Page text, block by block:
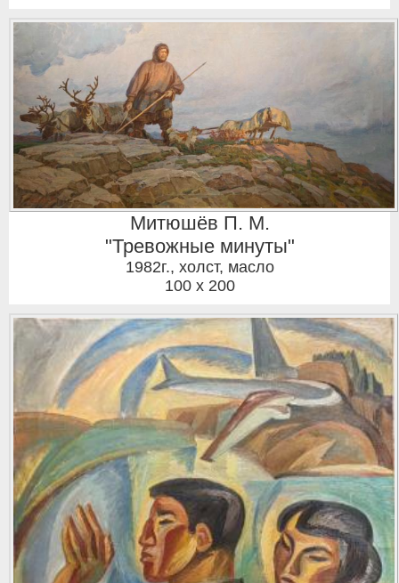
Митюшёв П. М.
"Тревожные минуты"
1982г., холст, масло
100 x 200